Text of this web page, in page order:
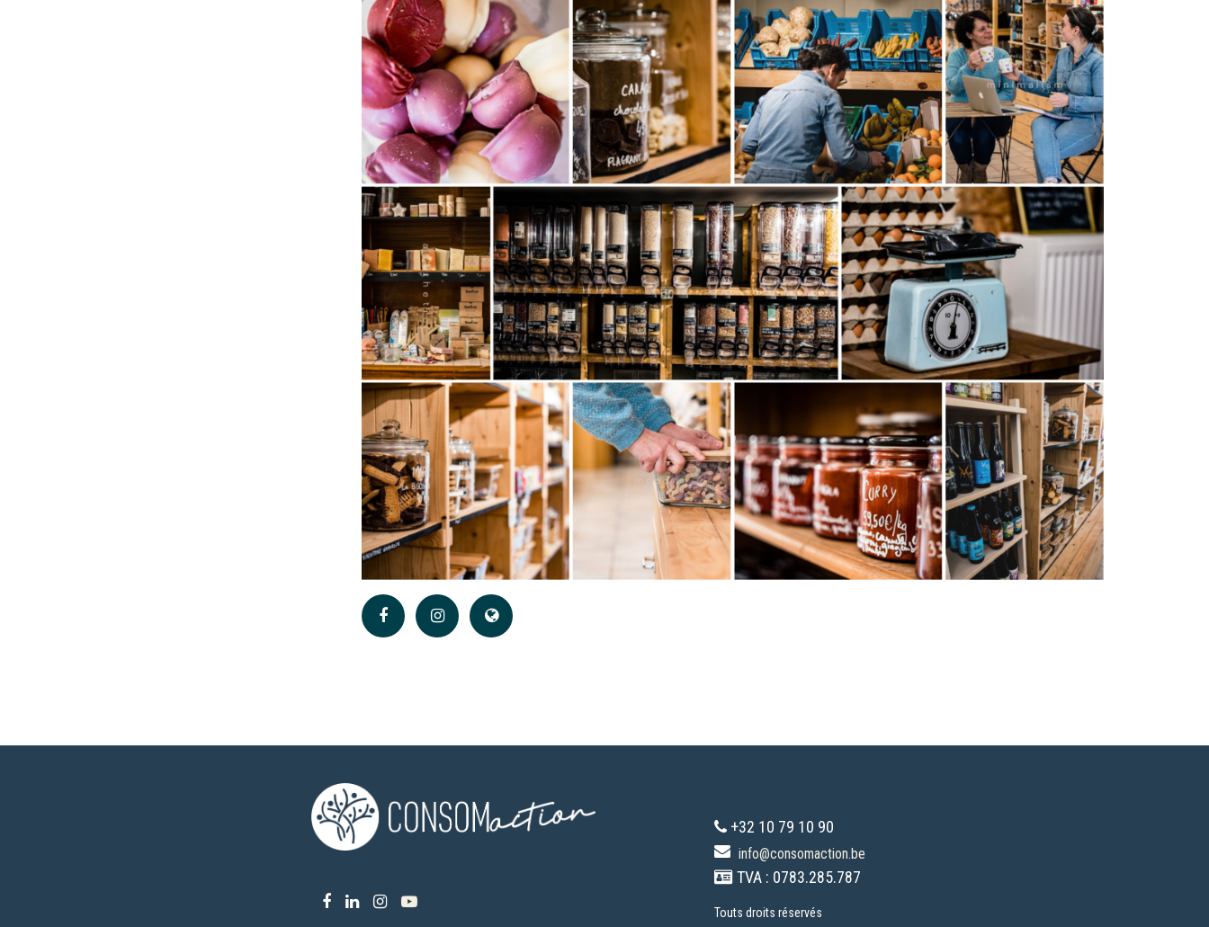
+32 10 79 10 90
info@consomaction.be
TVA : 0783.285.787
Touts droits réservés